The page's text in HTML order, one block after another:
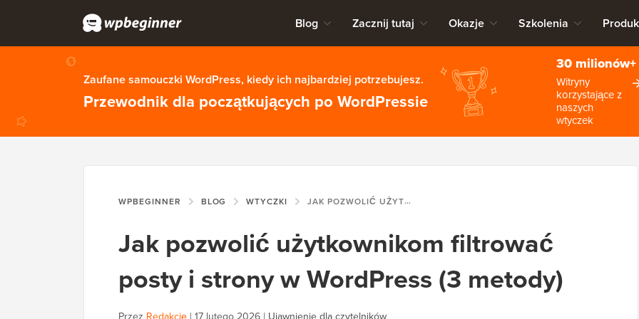
Blog Zacznij tutaj Okazje Szkolenia
Zaufane samouczki WordPress, kiedy ich najbardziej potrzebujesz.
Przewodnik dla początkujących po WordPressie
30 milionów+
Witryny
korzystające z
naszych
wtyczek
WPBEGINNER BLOG WTYCZKI JAK POZWOLIĆ UŻYTKOWNIKOM FILTROWAĆ POSTY I STRONY W WORDPRESS (3 METODY)
Jak pozwolić użytkownikom filtrować
posty i strony w WordPress (3 metody)